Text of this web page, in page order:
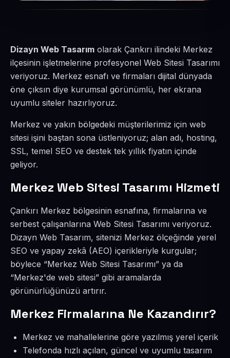
Dizayn Web Tasarım olarak Çankırı ilindeki Merkez
ilçesinin işletmelerine profesyonel Web Sitesi Tasarımı
veriyoruz. Merkez esnafı ve firmaları dijital dünyada
öne çıksın diye kurumsal görünümlü, her ekrana
uyumlu siteler hazırlıyoruz.
Merkez ve yakın bölgedeki müşterilerimiz için web
sitesi işini baştan sona üstleniyoruz; alan adı, hosting,
SSL, temel SEO ve destek tek yıllık fiyatın içinde
geliyor.
Merkez Web Sitesi Tasarımı Hizmeti
Çankırı Merkez bölgesinin esnafına, firmalarına ve
serbest çalışanlarına Web Sitesi Tasarımı veriyoruz.
Dizayn Web Tasarım, sitenizi Merkez ölçeğinde yerel
SEO ve yapay zekâ (AEO) içerikleriyle kurgular;
böylece “Merkez Web Sitesi Tasarımı” ya da
“Merkez'de web sitesi” gibi aramalarda
görünürlüğünüzü artırır.
Merkez Firmalarına Ne Kazandırır?
Merkez ve mahallelerine göre yazılmış yerel içerik
Telefonda hızlı açılan, güncel ve uyumlu tasarım